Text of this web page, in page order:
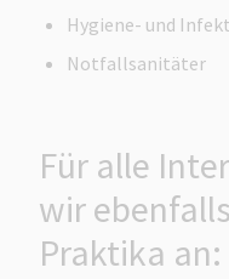
Hygiene- und
Notfallsanitäter
Für alle
wir
Praktika an: